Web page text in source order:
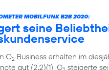
MOBILFUNK B2B 2020:
seine
O2 Business erhalten im
gut (2,2)(1). O steigerte